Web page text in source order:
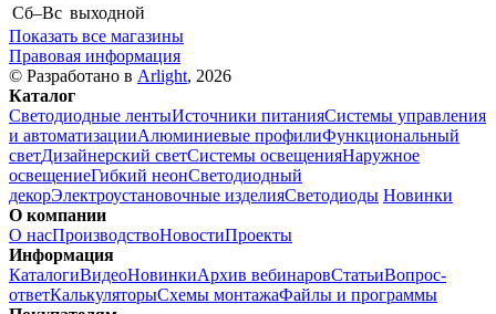
Сб–Вс выходной
Показать все магазины
Правовая информация
© Разработано в Arlight, 2026
Каталог
Светодиодные лентыИсточники питанияСистемы управления
и автоматизацииАлюминиевые профилиФункциональный
светДизайнерский светСистемы освещенияНаружное
освещениеГибкий неонСветодиодный
декорЭлектроустановочные изделияСветодиоды Новинки
О компании
О насПроизводствоНовостиПроекты
Информация
КаталогиВидеоНовинкиАрхив вебинаровСтатьиВопрос-
ответКалькуляторыСхемы монтажаФайлы и программы